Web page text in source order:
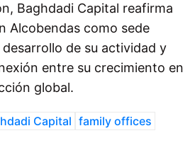
Baghdadi Capital reafirma
Alcobendas como sede
de su actividad y
entre su crecimiento en
global.
Capital family offices